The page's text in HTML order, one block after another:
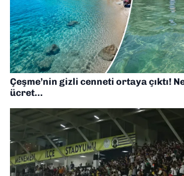
Çeşme’nin gizli cenneti ortaya çıktı!
ücret…